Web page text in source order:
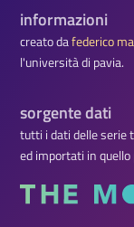
informazioni
creato dafederico
l'università di pavia.
sorgente dati
tutti i dati delle serie
ed importati in